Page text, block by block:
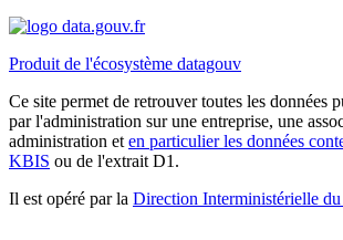
Produit de l'écosystème datagouv
Ce site permet de retrouver toutes les données
par l'administration sur une entreprise, une
administration et en particulier les données
KBIS ou de l'extrait D1.
Il est opéré par la Direction Interministérielle